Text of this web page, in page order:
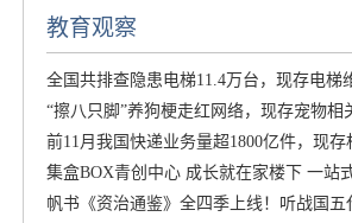
教育观察
全国共排查隐患电梯11.4万台，现存电梯
“擦八只脚”养狗梗走红网络，现存宠物相
前11月我国快递业务量超1800亿件，现存
集盒BOX青创中心 成长就在家楼下 一站
帆书《资治通鉴》全四季上线！听战国五